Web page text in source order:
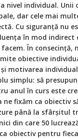
nivel individual.
dar cele mai
Cu siguranță nu
în mod indirect
facem. În
obiective
motivarea
simplu: să
anul în curs este
ne fixăm ca obiectiv
până la sfârșitul
din care 50
obiectiv pentru